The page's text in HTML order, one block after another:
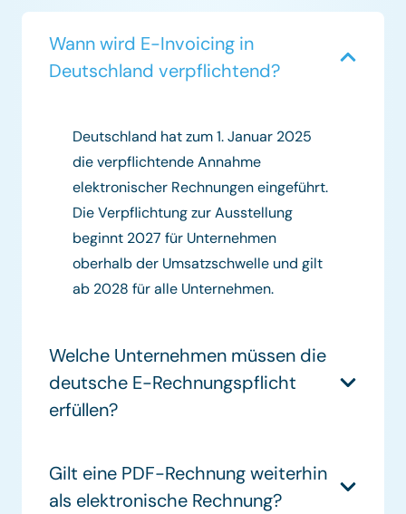
Wann wird E-Invoicing in
Deutschland verpflichtend?
Deutschland hat zum 1. Januar 2025
die verpflichtende Annahme
elektronischer Rechnungen eingeführt.
Die Verpflichtung zur Ausstellung
beginnt 2027 für Unternehmen
oberhalb der Umsatzschwelle und gilt
ab 2028 für alle Unternehmen.
Welche Unternehmen müssen die
deutsche E-Rechnungspflicht
erfüllen?
Gilt eine PDF-Rechnung weiterhin
als elektronische Rechnung?